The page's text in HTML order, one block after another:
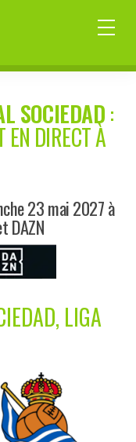
SOCIEDAD:
EN DIRECT À
23 mai 2027 à
DAZN
LIGA